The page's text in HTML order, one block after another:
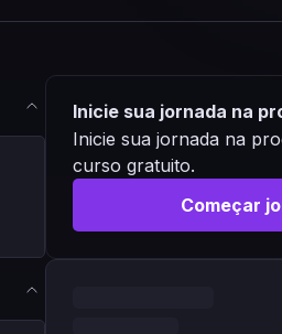
Inicie sua jornada na
Inicie sua jornada na
curso gratuito.
Começar